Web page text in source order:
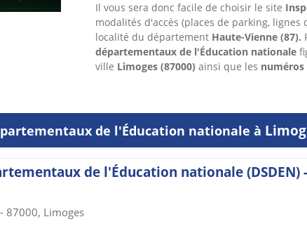
Il vous sera donc facile de choisir le site
modalités d'accès (places de parking,
localité du département Haute-Vienne (87).
départementaux de l'Éducation nationale
ville Limoges (87000) ainsi que les
de l'Éducation nationale à
de l'Éducation nationale (DSDEN) -
87000, Limoges